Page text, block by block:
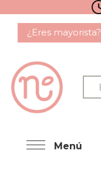
¿Eres mayorista?
Menú